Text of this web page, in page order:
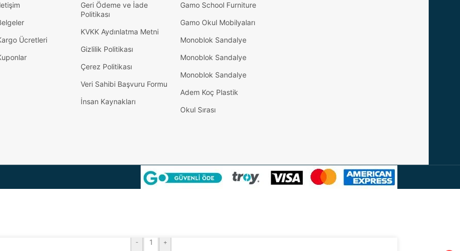
Ücretleri
Geri Ödeme ve İade
Politikası
KVKK Aydınlatma Metni
Gizlilik Politikası
Çerez Politikası
Veri Sahibi Başvuru Formu
İnsan Kaynakları
Gamo School Furniture
Gamo Okul Mobilyaları
Monoblok Sandalye
Monoblok Sandalye
Monoblok Sandalye
Adem Koç Plastik
Okul Sırası
- +